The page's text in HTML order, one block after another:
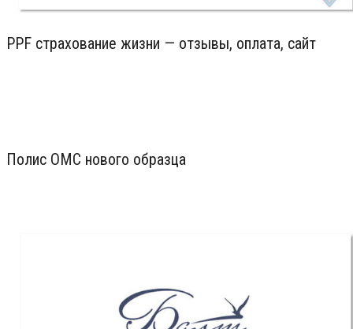
PPF страхование жизни — отзывы, оплата, сайт
Полис ОМС нового образца